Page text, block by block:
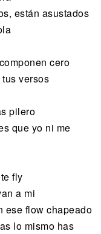
están asustados
cero
versos
pilero
que yo ni me
fly
a mi
ese flow chapeado
lo mismo has